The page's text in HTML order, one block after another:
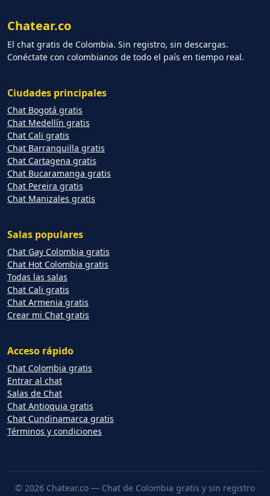
Chatear.co
El chat gratis de Colombia. Sin registro, sin descargas.
Conéctate con colombianos de todo el país en tiempo real.
Ciudades principales
Chat Bogotá gratis
Chat Medellín gratis
Chat Cali gratis
Chat Barranquilla gratis
Chat Cartagena gratis
Chat Bucaramanga gratis
Chat Pereira gratis
Chat Manizales gratis
Salas populares
Chat Gay Colombia gratis
Chat Hot Colombia gratis
Todas las salas
Chat Cali gratis
Chat Armenia gratis
Crear mi Chat gratis
Acceso rápido
Chat Colombia gratis
Entrar al chat
Salas de Chat
Chat Antioquia gratis
Chat Cundinamarca gratis
Términos y condiciones
© 2026 Chatear.co — Chat de Colombia gratis y sin registro